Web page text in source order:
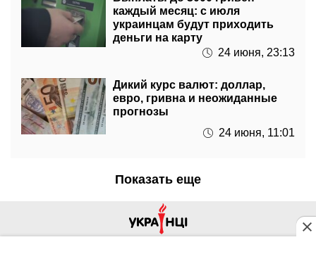
деньги на карту
24 июня, 23:13
Дикий курс валют: доллар,
прогнозы
24 июня, 11:01